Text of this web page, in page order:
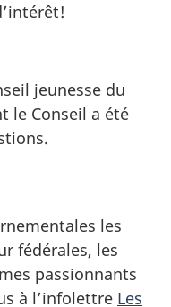
jeunesse du
le Conseil a été
les
fédérales, les
passionnants
à l’infolettre Les